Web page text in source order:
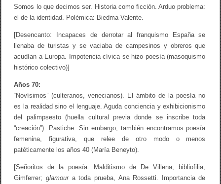
o
a
p
r
n
t
Somos lo que decimos ser. Historia como ficción. Arduo problema:
el de la identidad. Polémica: Biedma-Valente.
[Desencanto: Incapaces de derrotar al franquismo España se
llenaba de turistas y se vaciaba de campesinos y obreros que
acudían a Europa. Impotencia cívica se hizo poesía (masoquismo
histórico colectivo)]
Años 70:
“Novísimos” (culteranos, venecianos). El ámbito de la poesía no
es la realidad sino el lenguaje. Aguda conciencia y exhibicionismo
del palimpsesto (huella cultural previa donde se inscribe toda
“creación”). Pastiche. Sin embargo, también encontramos poesía
femenina, figurativa, que relee de otro modo o menos
patéticamente los años 40 (María Beneyto).
[Señoritos de la poesía. Malditismo de De Villena; bibliofilia,
Gimferrer;glamour a toda prueba, Ana Rossetti. Importancia de